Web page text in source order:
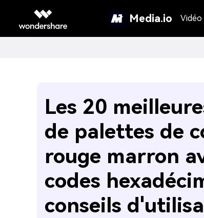
Media.io Vidéo
Les 20
de palettes de
rouge marron
codes
conseils